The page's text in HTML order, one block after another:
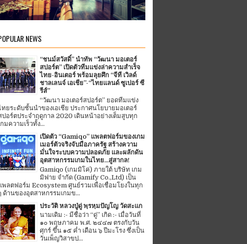
NEWS
“ชนม์สวัสดิ์” นำทัพ “วัฒนา มอเตอร์
สปอร์ต” เปิดตัวทีมแข่งล่าความสำเร็จ
ไทย-อินเตอร์ พร้อมลุยศึก “จีที เวิลด์
ชาลเลนจ์ เอเชีย”-“ไทยแลนด์ ซูเปอร์ ซี
รีส์”
“วัฒนา มอเตอร์สปอร์ต” ยอดทีมแข่ง
ทยระดับชั้นนำของเอเชีย ประกาศนโยบายมอเตอร์
ปอร์ตประจำฤดูกาล 2020 เดินหน้าอย่างเต็มสูบทุก
กมความเร็วทั้ง...
เปิดตัว “Gamiqo” แพลตฟอร์มของเกม
เมอร์ตัวจริงจับมือภาครัฐ สร้างความ
มั่นใจระบบความปลอดภัย และผลักดัน
อุตสาหกรรมเกมในไทย...สู่สากล!
Gamiqo (เกมมิโค่) ภายใต้ บริษัท เกม
มิฟาย จำกัด (Gamify Co.,Ltd) เป็น
พลตฟอร์ม Ecosystem ศูนย์รวมเพื่อเชื่อมโยงในทุก
ด้านของอุตสาหกรรมเกมข...
ประวัติ หลวงปู่ดู่ พฺรหฺมปัญโญ วัดสะแก
นามเดิม :- มีชื่อว่า “ดู่” เกิด :- เมื่อวันที่
๑๐ พฤษภาคม พ.ศ. ๒๔๔๗ ตรงกับวัน
ศุกร์ ขึ้น ๑๕ ค่ำ เดือน ๖ ปีมะโรง ซึ่งเป็น
วันเพ็ญวิสาขป...